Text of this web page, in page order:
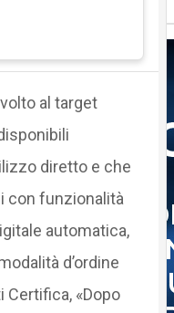
al target
diretto e che
con funzionalità
automatica,
d’ordine
«Dopo